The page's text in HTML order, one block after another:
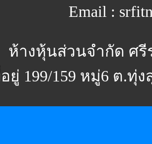
Email :
ห้างหุ้นส่วนจำกัด ศรี
ยู่ 199/159 หมู่6 ต.ทุ่